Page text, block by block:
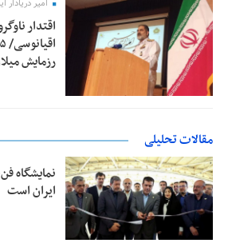
امیر دریادار
رزمایش
مقالات تحلیلی
نمایشگاه
ایران است